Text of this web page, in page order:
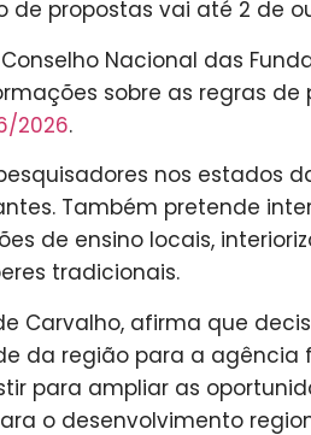
de propostas vai até 2 de
Nacional das
sobre as regras
2026.
nos estados
Também pretende
de ensino locais,
tradicionais.
de Carvalho, afirma que
da região para a agência
para ampliar as
o desenvolvimento